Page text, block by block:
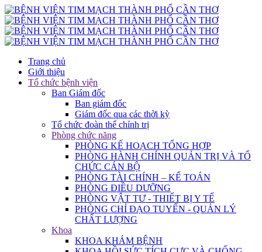
Trang chủ
Giới thiệu
Tổ chức bệnh viện
Ban Giám đốc
Ban giám đốc
Giám đốc qua các thời kỳ
Tổ chức đoàn thể chính trị
Phòng chức năng
PHÒNG KẾ HOẠCH TỔNG HỢP
PHÒNG HÀNH CHÍNH QUẢN TRỊ VÀ TỔ
CHỨC CÁN BỘ
PHÒNG TÀI CHÍNH – KẾ TOÁN
PHÒNG ĐIỀU DƯỠNG
PHÒNG VẬT TƯ - THIẾT BỊ Y TẾ
PHÒNG CHỈ ĐẠO TUYẾN - QUẢN LÝ
CHẤT LƯỢNG
Khoa
KHOA KHÁM BỆNH